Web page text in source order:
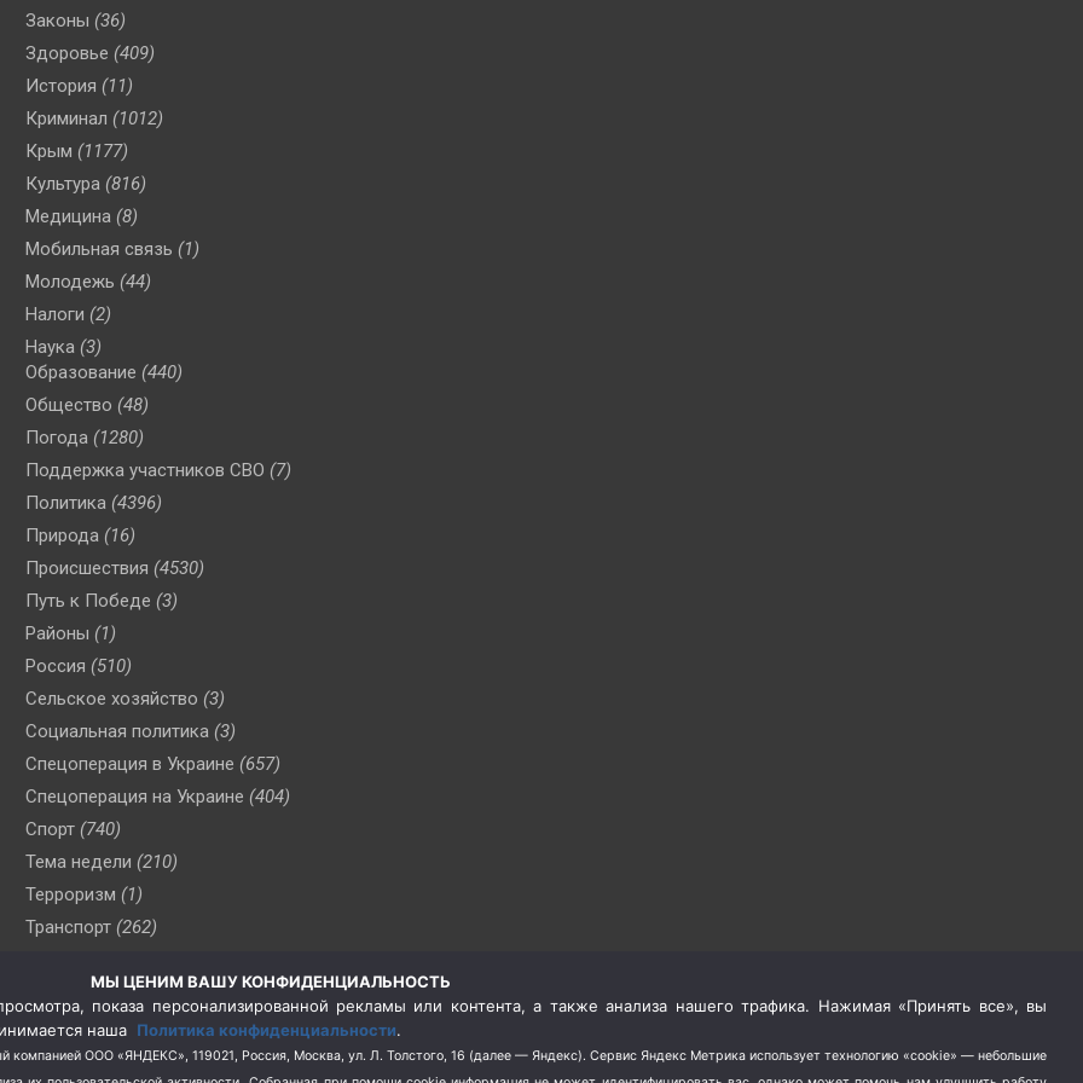
Законы (36)
Здоровье (409)
История (11)
Криминал (1012)
Крым (1177)
Культура (816)
Медицина (8)
Мобильная связь (1)
Молодежь (44)
Налоги (2)
Наука (3)
Образование (440)
Общество (48)
Погода (1280)
Поддержка участников СВО (7)
Политика (4396)
Природа (16)
Происшествия (4530)
Путь к Победе (3)
Районы (1)
Россия (510)
Сельское хозяйство (3)
Социальная политика (3)
Спецоперация в Украине (657)
Спецоперация на Украине (404)
Спорт (740)
Тема недели (210)
Терроризм (1)
Транспорт (262)
(76)
Цены (2)
Школа и спорт (2)
МЫ ЦЕНИМ ВАШУ КОНФИДЕНЦИАЛЬНОСТЬ
показа персонализированной рекламы или контента, а также анализа нашего трафика. Нажимая «Принять все», вы
наша Политика конфиденциальности.
компанией ООО «ЯНДЕКС», 119021, Россия, Москва, ул. Л. Толстого, 16 (далее — Яндекс). Сервис Яндекс Метрика использует технологию «cookie» — небольшие